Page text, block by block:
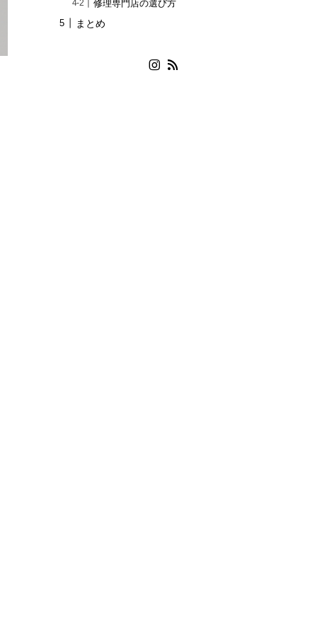
修理専門店の選び方
まとめ